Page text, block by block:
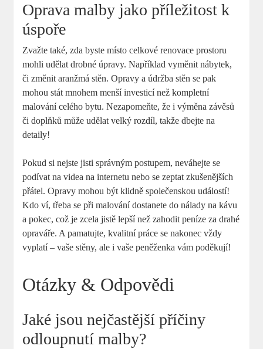
Oprava malby jako příležitost k
úspoře
Zvažte také, zda byste místo celkové renovace prostoru
mohli udělat drobné úpravy. Například vyměnit nábytek,
či změnit aranžmá stěn. Opravy a údržba stěn se pak
mohou stát mnohem menší investicí než kompletní
malování celého bytu. Nezapomeňte, že i výměna závěsů
či doplňků může udělat velký rozdíl, takže dbejte na
detaily!
Pokud si nejste jisti správným postupem, neváhejte se
podívat na videa na internetu nebo se zeptat zkušenějších
přátel. Opravy mohou být klidně společenskou událostí!
Kdo ví, třeba se při malování dostanete do nálady na kávu
a pokec, což je zcela jistě lepší než zahodit peníze za drahé
opraváře. A pamatujte, kvalitní práce se nakonec vždy
vyplatí – vaše stěny, ale i vaše peněženka vám poděkují!
Otázky & Odpovědi
Jaké jsou nejčastější příčiny
odloupnutí malby?